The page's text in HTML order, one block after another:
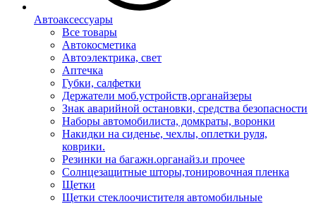
Автоаксессуары
Все товары
Автокосметика
Автоэлектрика, свет
Аптечка
Губки, салфетки
Держатели моб.устройств,органайзеры
Знак аварийной остановки, средства безопасности
Наборы автомобилиста, домкраты, воронки
Накидки на сиденье, чехлы, оплетки руля,
коврики.
Резинки на багажн.органайз.и прочее
Солнцезащитные шторы,тонировочная пленка
Щетки
Щетки стеклоочистителя автомобильные